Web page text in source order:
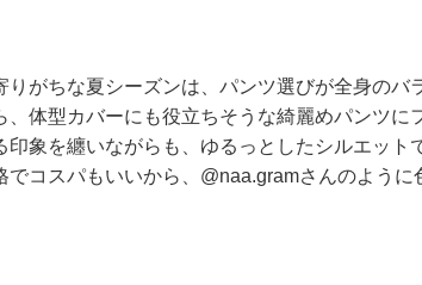
りがちな夏シーズンは、パンツ選びが全身のバ
、体型カバーにも役立ちそうな綺麗めパンツに
印象を纏いながらも、ゆるっとしたシルエット
でコスパもいいから、@naa.gramさんのよう